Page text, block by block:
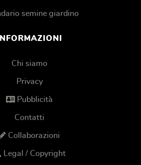
semine giardino
INFORMAZIONI
Chi siamo
Privacy
Pubblicità
Contatti
Collaborazioni
Legal / Copyright